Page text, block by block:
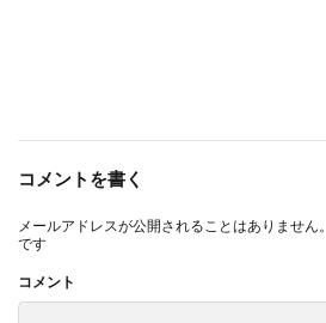
コメントを書く
メールアドレスが公開されることはありません。
です
コメント